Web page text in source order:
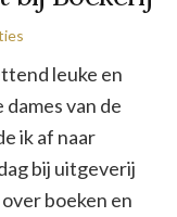
leuke en
van de
ik af naar
bij uitgeverij
boeken en